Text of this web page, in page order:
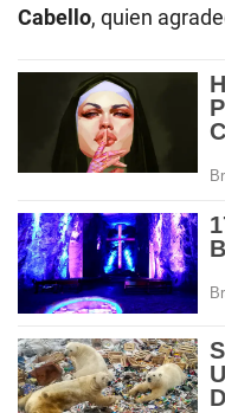
Cabello, quien